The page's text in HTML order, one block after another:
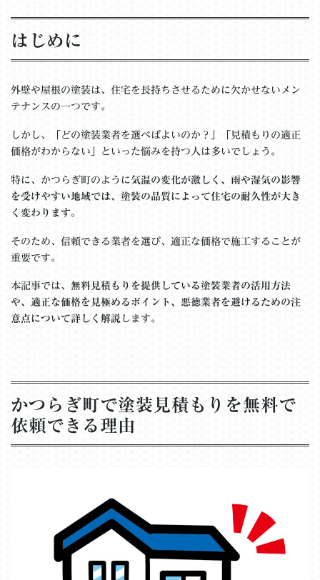
はじめに
外壁や屋根の塗装は、住宅を長持ちさせるために欠かせないメン
テナンスの一つです。
しかし、「どの塗装業者を選べばよいのか？」「見積もりの適正
価格がわからない」といった悩みを持つ人は多いでしょう。
特に、かつらぎ町のように気温の変化が激しく、雨や湿気の影響
を受けやすい地域では、塗装の品質によって住宅の耐久性が大き
く変わります。
そのため、信頼できる業者を選び、適正な価格で施工することが
重要です。
本記事では、 無料見積もりを提供している塗装業者の活用方法
や、適正な価格を見極めるポイント、悪徳業者を避けるための注
意点について詳しく解説 します。
かつらぎ町で塗装見積もりを無料で
依頼できる理由